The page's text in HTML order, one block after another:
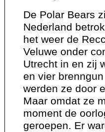
De Polar Bears
Nederland
het weer de
Veluwe onder
Utrecht in en zij
en vier
werden ze door
Maar omdat ze
moment de
geroepen. Er